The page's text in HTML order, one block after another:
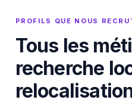
PROFILS QUE NOUS
Tous les
recherche